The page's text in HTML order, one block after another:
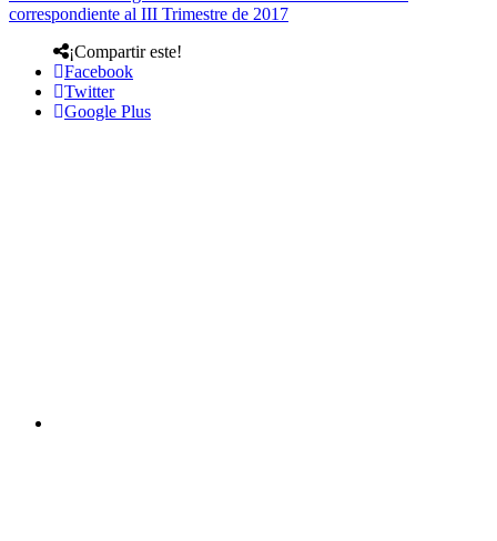
correspondiente al III Trimestre de 2017
¡Compartir este!
Facebook
Twitter
Google Plus